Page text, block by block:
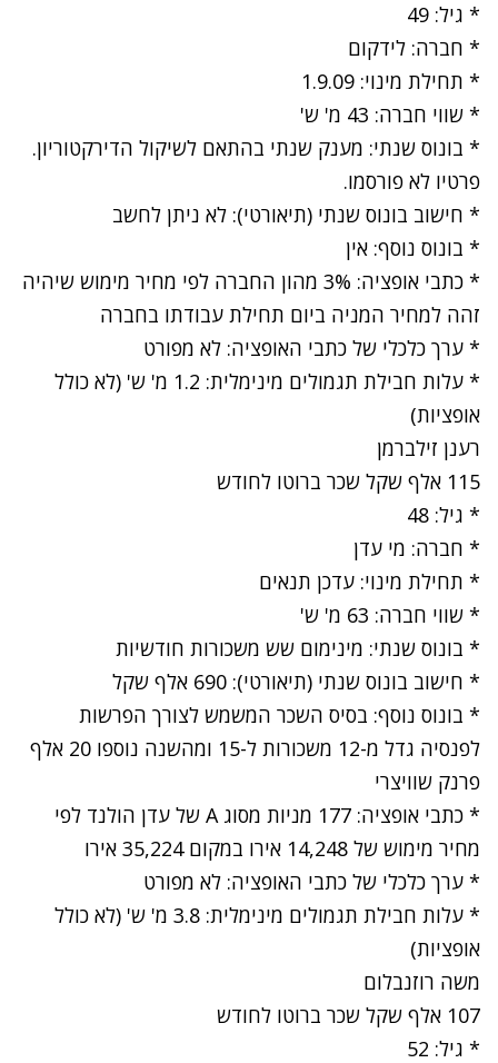
* גיל: 49
* חברה: לידקום
* תחילת מינוי: 1.9.09
* שווי חברה: 43 מ' ש'
* בונוס שנתי: מענק שנתי בהתאם לשיקול הדירקטוריון.
פרטיו לא פורסמו.
* חישוב בונוס שנתי (תיאורטי): לא ניתן לחשב
* בונוס נוסף: אין
* כתבי אופציה: 3% מהון החברה לפי מחיר מימוש שיהיה
זהה למחיר המניה ביום תחילת עבודתו בחברה
* ערך כלכלי של כתבי האופציה: לא מפורט
* עלות חבילת תגמולים מינימלית: 1.2 מ' ש' (לא כולל
אופציות)
רענן זילברמן
115 אלף שקל שכר ברוטו לחודש
* גיל: 48
* חברה: מי עדן
* תחילת מינוי: עדכן תנאים
* שווי חברה: 63 מ' ש'
* בונוס שנתי: מינימום שש משכורות חודשיות
* חישוב בונוס שנתי (תיאורטי): 690 אלף שקל
* בונוס נוסף: בסיס השכר המשמש לצורך הפרשות
לפנסיה גדל מ-12 משכורות ל-15 ומהשנה נוספו 20 אלף
פרנק שוויצרי
* כתבי אופציה: 177 מניות מסוג A של עדן הולנד לפי
מחיר מימוש של 14,248 אירו במקום 35,224 אירו
* ערך כלכלי של כתבי האופציה: לא מפורט
* עלות חבילת תגמולים מינימלית: 3.8 מ' ש' (לא כולל
אופציות)
משה רוזנבלום
107 אלף שקל שכר ברוטו לחודש
* גיל: 52